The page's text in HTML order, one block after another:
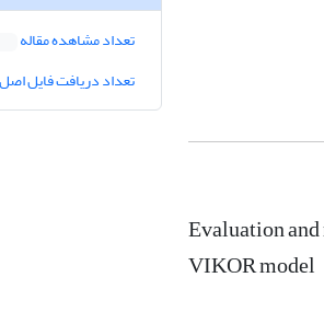
Evaluation
VIKOR model
تعداد مشاهده مقاله
تعداد دریافت فایل